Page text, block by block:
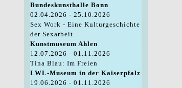
Bundeskunsthalle Bonn
02.04.2026 - 25.10.2026
Sex Work - Eine Kulturgeschichte
der Sexarbeit
Kunstmuseum Ahlen
12.07.2026 - 01.11.2026
Tina Blau: Im Freien
LWL-Museum in der Kaiserpfalz
19.06.2026 - 01.11.2026